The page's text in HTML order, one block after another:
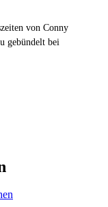
von Conny
gebündelt bei